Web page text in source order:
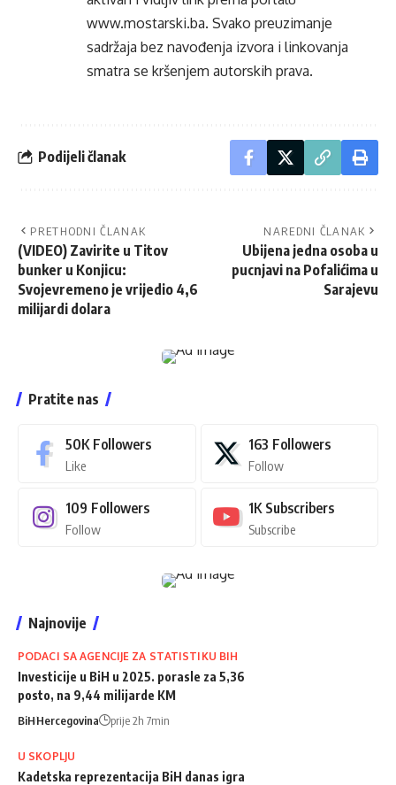
www.mostarski.ba. Svako preuzimanje
sadržaja bez navođenja izvora i linkovanja
smatra se kršenjem autorskih prava.
Podijeli članak
PRETHODNI ČLANAK
(VIDEO) Zavirite u Titov
bunker u Konjicu:
Svojevremeno je vrijedio 4,6
milijardi dolara
NAREDNI ČLANAK
Ubijena jedna osoba u
pucnjavi na Pofalićima u
Sarajevu
Pratite nas
50K Followers
Like
163 Followers
Follow
109 Followers
Follow
1K Subscribers
Subscribe
Najnovije
PODACI SA AGENCIJE ZA STATISTIKU BIH
Investicije u BiH u 2025. porasle za 5,36
posto, na 9,44 milijarde KM
BiHHercegovina prije 2h 7min
U SKOPLJU
Kadetska reprezentacija BiH danas igra